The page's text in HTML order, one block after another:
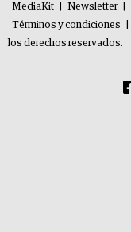
MediaKit Newsletter
Términos y condiciones
los derechos reservados.